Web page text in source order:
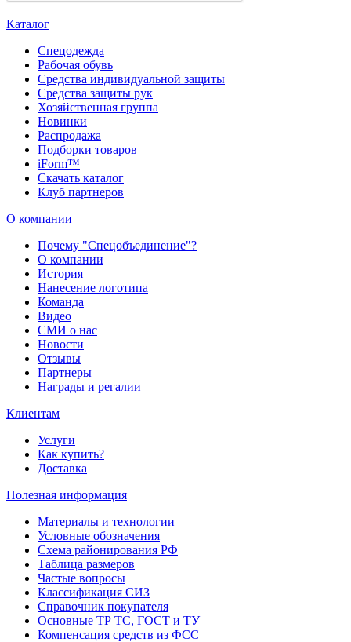
Каталог
Спецодежда
Рабочая обувь
Средства индивидуальной защиты
Средства защиты рук
Хозяйственная группа
Новинки
Распродажа
Подборки товаров
iForm™
Скачать каталог
Клуб партнеров
О компании
Почему "Спецобъединение"?
О компании
История
Нанесение логотипа
Команда
Видео
СМИ о нас
Новости
Отзывы
Партнеры
Награды и регалии
Клиентам
Услуги
Как купить?
Доставка
Полезная информация
Материалы и технологии
Условные обозначения
Схема районирования РФ
Таблица размеров
Частые вопросы
Классификация СИЗ
Справочник покупателя
Основные ТР ТС, ГОСТ и ТУ
Компенсация средств из ФСС